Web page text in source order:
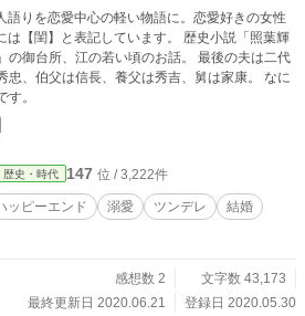
語りを恋愛中心の軽い物語に。恋愛好きの女性
は【閨】と表記しています。 歴史小説「照葉輝
の御台所、江の若い頃のお話。 最後の夫は二代
忠、伯父は信長、養父は秀吉、舅は家康。 なに
す。
歴史・時代 147 位 / 3,222件
ッピーエンド 溺愛 ツンデレ
結婚
感想数 2
文字数 43,173
最終更新日 2020.06.21
登録日 2020.05.30